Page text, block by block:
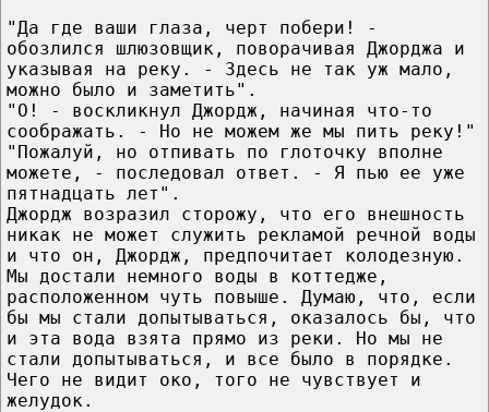
"Да где ваши глаза, черт побери! -
обозлился шлюзовщик, поворачивая Джорджа и
указывая на реку. - Здесь не так уж мало,
можно было и заметить".
"О! - воскликнул Джордж, начиная что-то
соображать. - Но не можем же мы пить реку!"
"Пожалуй, но отпивать по глоточку вполне
можете, - последовал ответ. - Я пью ее уже
пятнадцать лет".
Джордж возразил сторожу, что его внешность
никак не может служить рекламой речной воды
и что он, Джордж, предпочитает колодезную.
Мы достали немного воды в коттедже,
расположенном чуть повыше. Думаю, что, если
бы мы стали допытываться, оказалось бы, что
и эта вода взята прямо из реки. Но мы не
стали допытываться, и все было в порядке.
Чего не видит око, того не чувствует и
желудок.